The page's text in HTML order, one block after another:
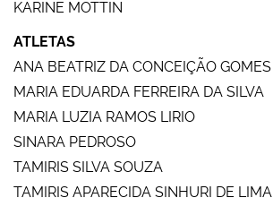
KARINE MOTTIN
ATLETAS
ANA BEATRIZ DA CONCEIÇÃO GOMES
MARIA EDUARDA FERREIRA DA SILVA
MARIA LUZIA RAMOS LIRIO
SINARA PEDROSO
TAMIRIS SILVA SOUZA
TAMIRIS APARECIDA SINHURI DE LIMA